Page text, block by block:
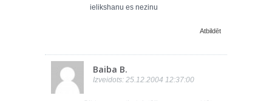
ielikshanu es nezinu
Atbildēt
Baiba B.
Izveidots: 25.12.2004 12:37:00